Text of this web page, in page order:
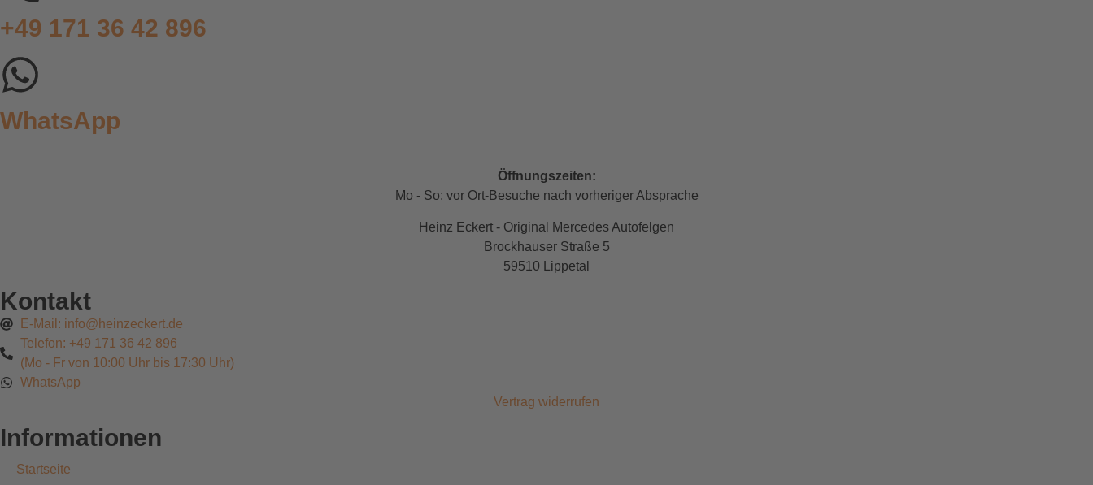
+49 171 36 42 896
WhatsApp
Öffnungszeiten:
Mo - So: vor Ort-Besuche nach vorheriger Absprache
Heinz Eckert - Original Mercedes Autofelgen
Brockhauser Straße 5
59510 Lippetal
Kontakt
E-Mail: info@heinzeckert.de
Telefon: +49 171 36 42 896
(Mo - Fr von 10:00 Uhr bis 17:30 Uhr)
WhatsApp
Vertrag widerrufen
Informationen
Startseite